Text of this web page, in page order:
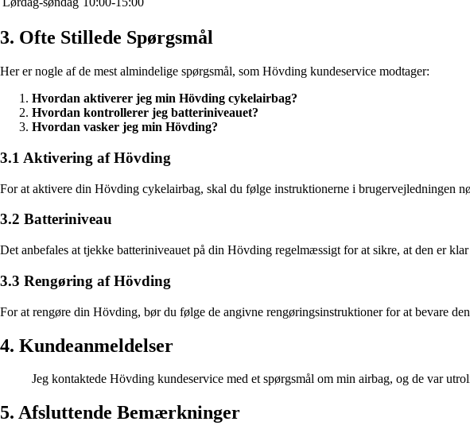
3. Ofte Stillede Spørgsmål
Her er nogle af de mest almindelige spørgsmål, som Hövding kundeservice modtager:
Hvordan aktiverer jeg min Hövding cykelairbag?
Hvordan kontrollerer jeg batteriniveauet?
Hvordan vasker jeg min Hövding?
3.1 Aktivering af Hövding
For at aktivere din Hövding cykelairbag, skal du følge instruktionerne i brugervejledningen
3.2 Batteriniveau
Det anbefales at tjekke batteriniveauet på din Hövding regelmæssigt for at sikre, at den er
3.3 Rengøring af Hövding
For at rengøre din Hövding, bør du følge de angivne rengøringsinstruktioner for at bevare
4. Kundeanmeldelser
Jeg kontaktede Hövding kundeservice med et spørgsmål om min airbag, og de var
5. Afsluttende Bemærkninger